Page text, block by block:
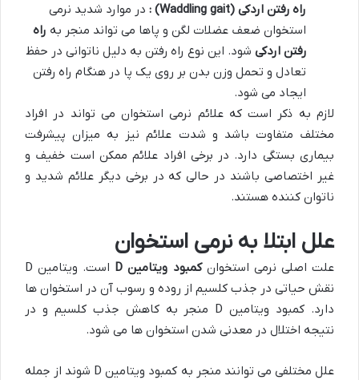
راه رفتن اردکی (Waddling gait)
: در موارد شدید نرمی
استخوان ضعف عضلات لگن و پاها می تواند منجر به راه
رفتن اردکی شود. این نوع راه رفتن به دلیل ناتوانی در حفظ
تعادل و تحمل وزن بدن بر روی یک پا در هنگام راه رفتن
ایجاد می شود.
لازم به ذکر است که علائم نرمی استخوان می تواند در افراد
مختلف متفاوت باشد و شدت علائم نیز به میزان پیشرفت
بیماری بستگی دارد. در برخی افراد علائم ممکن است خفیف و
غیر اختصاصی باشند در حالی که در برخی دیگر علائم شدید و
ناتوان کننده هستند.
علل ابتلا به نرمی استخوان
علت اصلی نرمی استخوانکمبود ویتامینD
است. ویتامین D
نقش حیاتی در جذب کلسیم از روده و رسوب آن در استخوان ها
دارد. کمبود ویتامین D منجر به کاهش جذب کلسیم و در
نتیجه اختلال در معدنی شدن استخوان ها می شود.
علل مختلفی می توانند منجر به کمبود ویتامین D شوند از جمله